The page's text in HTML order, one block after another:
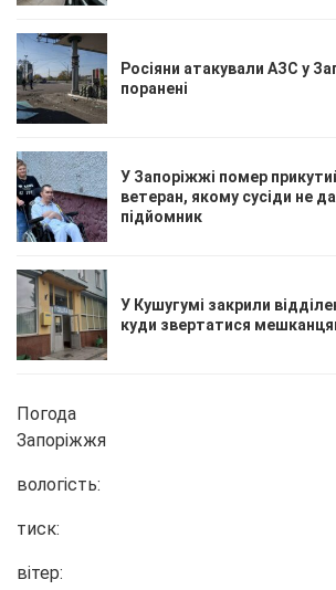
Росіяни атакували АЗС у
поранені
У Запоріжжі помер
ветеран, якому сусіди не
підйомник
У Кушугумі закрили
куди звертатися
Погода
Запоріжжя
вологість:
тиск:
вітер: